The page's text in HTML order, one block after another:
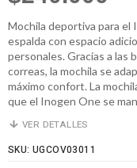
Mochila deportiva para el
espalda con espacio
personales. Gracias a las
correas, la mochila se
máximo confort. La
que el Inogen One se
VER DETALLES
SKU: UGCOV03011